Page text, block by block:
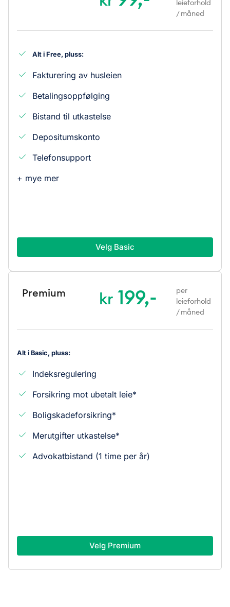
leieforhold
/ måned
Alt i Free, pluss:
Fakturering av husleien
Betalingsoppfølging
Bistand til utkastelse
Depositumskonto
Telefonsupport
+ mye mer
Velg Basic
Premium kr199,-
per
leieforhold
/ måned
Alt i Basic, pluss:
Indeksregulering
Forsikring mot ubetalt leie*
Boligskadeforsikring*
Merutgifter utkastelse*
Advokatbistand (1 time per år)
Velg Premium